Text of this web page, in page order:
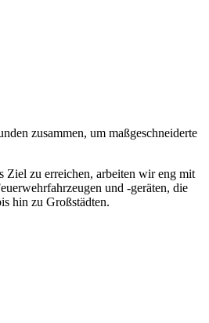
zusammen, um maßgeschneiderte
Ziel zu erreichen, arbeiten wir eng mit
und -geräten, die
hin zu Großstädten.